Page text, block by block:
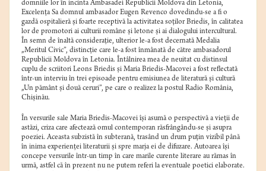
domniile lor în incinta Ambasadei Republicii Moldova din Letonia,
Excelența Sa domnul ambasador Eugen Revenco dovedindu-se a fi o
gazdă ospitalieră și foarte receptivă la activitatea soților Briedis, în calitatea
lor de promotori ai culturii române și letone și ai dialogului intercultural.
În semn de înaltă considerație, ulterior le-a fost decernată Medalia
„Meritul Civic”, distincție care le-a fost înmânată de către ambasadorul
Republicii Moldova în Letonia. Întâlnirea mea de neuitat cu distinsul
cuplu de scriitori Leons Briedis și Maria Briedis-Macovei a fost reflectată
într-un interviu în trei episoade pentru emisiunea de literatură și cultură
„Un pământ și două ceruri”, pe care o realizez la postul Radio România,
Chișinău.
În versurile sale Maria Briedis-Macovei își asumă o perspectivă a vieții de
astăzi, criza care afectează omul contemporan răsfrângându-se și asupra
poeziei. Aceasta subzistă în subterană, trasând un drum puțin vizibil până
în inima experienței literaturii și spre marja ei de difuzare. Autoarea își
concepe versurile într-un timp în care marile curente literare au rămas în
urmă, astfel că în prezent nu ne putem referi la eventuale poetici elaborate.